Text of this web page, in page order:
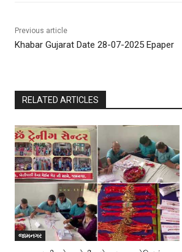
Previous article
Khabar Gujarat Date 28-07-2025 Epaper
RELATED ARTICLES
જામનગર